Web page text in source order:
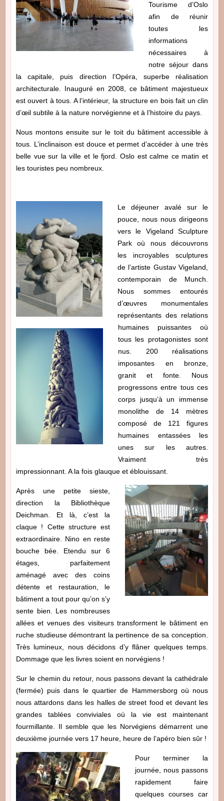
Tourisme d’Oslo
afin de réunir
toutes les
informations
nécessaires à
notre séjour dans
la capitale, puis direction l’Opéra, superbe réalisation
architecturale. Inauguré en 2008, ce bâtiment majestueux
est ouvert à tous. A l’intérieur, la structure en bois fait un clin
d’œil subtile à la nature norvégienne et à l’histoire du pays.
Nous montons ensuite sur le toit du bâtiment accessible à
tous. L’inclinaison est douce et permet d’accéder à une très
belle vue sur la ville et le fjord. Oslo est calme ce matin et
les touristes peu nombreux.
Le déjeuner avalé sur le
pouce, nous nous dirigeons
vers le Vigeland Sculpture
Park où nous découvrons
les incroyables sculptures
de l’artiste Gustav Vigeland,
contemporain de Munch.
Nous sommes entourés
d’œuvres monumentales
représentants des relations
humaines puissantes où
tous les protagonistes sont
nus. 200 réalisations
imposantes en bronze,
granit et fonte. Nous
progressons entre tous ces
corps jusqu’à un immense
monolithe de 14 mètres
composé de 121 figures
humaines entassées les
unes sur les autres.
Vraiment très
impressionnant. A la fois glauque et éblouissant.
Après une petite sieste,
direction la Bibliothèque
Deichman. Et là, c’est la
claque ! Cette structure est
extraordinaire. Nino en reste
bouche bée. Etendu sur 6
étages, parfaitement
aménagé avec des coins
détente et restauration, le
bâtiment a tout pour qu’on s’y
sente bien. Les nombreuses
allées et venues des visiteurs transforment le bâtiment en
ruche studieuse démontrant la pertinence de sa conception.
Très lumineux, nous décidons d’y flâner quelques temps.
Dommage que les livres soient en norvégiens !
Sur le chemin du retour, nous passons devant la cathédrale
(fermée) puis dans le quartier de Hammersborg où nous
nous attardons dans les halles de street food et devant les
grandes tablées conviviales où la vie est maintenant
fourmillante. Il semble que les Norvégiens démarrent une
deuxième journée vers 17 heure, heure de l’apéro bien sûr !
Pour terminer la
journée, nous passons
rapidement faire
quelques courses car